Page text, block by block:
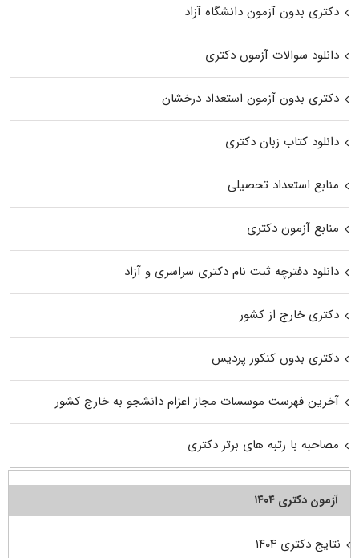
دکتری بدون آزمون دانشگاه آزاد
دانلود سوالات آزمون دکتری
دکتری بدون آزمون استعداد درخشان
دانلود کتاب زبان دکتری
منابع استعداد تحصیلی
منابع آزمون دکتری
دانلود دفترچه ثبت نام دکتری سراسری و آزاد
دکتری خارج از کشور
دکتری بدون کنکور پردیس
آخرین فهرست موسسات مجاز اعزام دانشجو به خارج کشور
مصاحبه با رتبه های برتر دکتری
آزمون دکتری ۱۴۰۴
نتایج دکتری ۱۴۰۴